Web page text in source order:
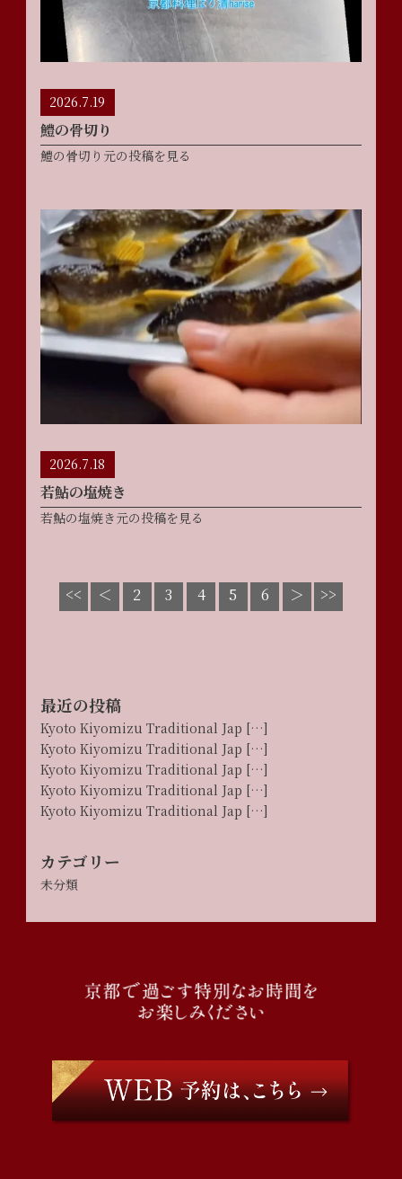
2026.7.19
鱧の骨切り
鱧の骨切り元の投稿を見る
2026.7.18
若鮎の塩焼き
若鮎の塩焼き元の投稿を見る
<< ＜ 2 3 4 5 6 ＞ >>
最近の投稿
Kyoto Kiyomizu Traditional Jap […]
Kyoto Kiyomizu Traditional Jap […]
Kyoto Kiyomizu Traditional Jap […]
Kyoto Kiyomizu Traditional Jap […]
Kyoto Kiyomizu Traditional Jap […]
カテゴリー
未分類